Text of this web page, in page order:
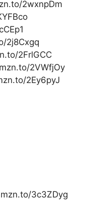
2wxnpDm
2j8Cxgq
2FrlGCC
2VWfjOy
2Ey6pyJ
3c3ZDyg